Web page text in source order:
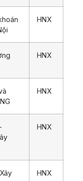
HNX
HNX
HNX
HNX
HNX